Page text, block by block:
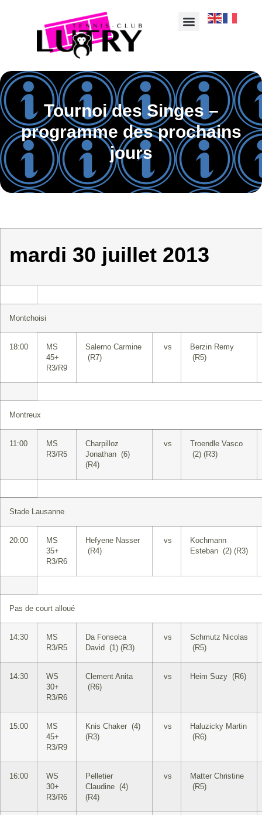
Tournoi des Singes –
programme des prochains
jours
mardi 30 juillet 2013
Montchoisi
18:00
MS
45+
R3/R9
Salerno Carmine
(R7)
vs
Berzin Remy
(R5)
Montreux
11:00
MS
R3/R5
Charpilloz
Jonathan (6)
(R4)
vs
Troendle Vasco
(2) (R3)
Stade Lausanne
20:00
MS
35+
R3/R6
Hefyene Nasser
(R4)
vs
Kochmann
Esteban (2) (R3)
Pas de court alloué
14:30
MS
R3/R5
Da Fonseca
David (1) (R3)
vs
Schmutz Nicolas
(R5)
14:30
WS
30+
R3/R6
Clement Anita
(R6)
vs Heim Suzy (R6)
15:00
MS
45+
R3/R9
Knis Chaker (4)
(R3)
vs
Haluzicky Martin
(R6)
16:00
WS
30+
R3/R6
Pelletier
Claudine (4)
(R4)
vs
Matter Christine
(R5)